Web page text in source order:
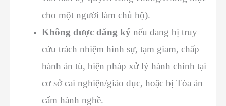
cho một người làm chủ hộ).
Không được đăng ký nếu đang bị truy
cứu trách nhiệm hình sự, tạm giam, chấp
hành án tù, biện pháp xử lý hành chính tại
cơ sở cai nghiện/giáo dục, hoặc bị Tòa án
cấm hành nghề.